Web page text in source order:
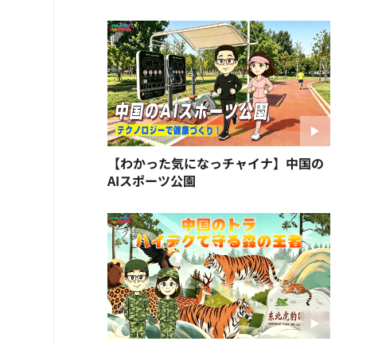
【わかった気になっチャイナ】中国の
AIスポーツ公園